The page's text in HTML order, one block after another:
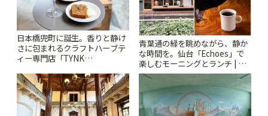
日本橋兜町に誕生。香りと静け
さに包まれるクラフトハーブテ
ィー専門店「TYNK
青葉通の緑を眺めながら、静か
な時間を。仙台「Echoes」で
楽しむモーニングとランチ | こ
とりっぷ